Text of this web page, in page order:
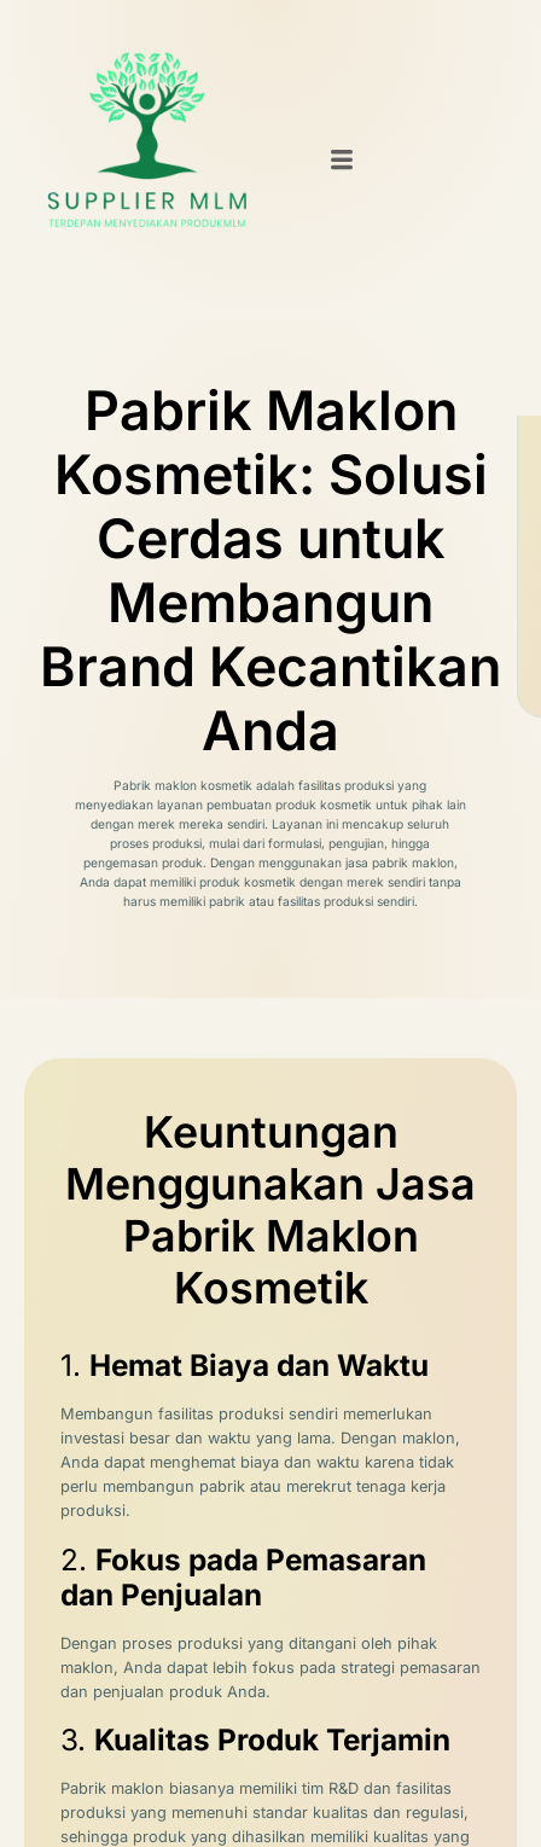
Pabrik Maklon
Kosmetik: Solusi
Cerdas untuk
Membangun
Brand Kecantikan
Anda
Pabrik maklon kosmetik adalah fasilitas produksi yang
menyediakan layanan pembuatan produk kosmetik untuk pihak lain
dengan merek mereka sendiri. Layanan ini mencakup seluruh
proses produksi, mulai dari formulasi, pengujian, hingga
pengemasan produk. Dengan menggunakan jasa pabrik maklon,
Anda dapat memiliki produk kosmetik dengan merek sendiri tanpa
harus memiliki pabrik atau fasilitas produksi sendiri.
Keuntungan
Menggunakan Jasa
Pabrik Maklon
Kosmetik
1. Hemat Biaya dan Waktu
Membangun fasilitas produksi sendiri memerlukan
investasi besar dan waktu yang lama. Dengan maklon,
Anda dapat menghemat biaya dan waktu karena tidak
perlu membangun pabrik atau merekrut tenaga kerja
produksi.
2. Fokus pada Pemasaran
dan Penjualan
Dengan proses produksi yang ditangani oleh pihak
maklon, Anda dapat lebih fokus pada strategi pemasaran
dan penjualan produk Anda.
3. Kualitas Produk Terjamin
Pabrik maklon biasanya memiliki tim R&D dan fasilitas
produksi yang memenuhi standar kualitas dan regulasi,
sehingga produk yang dihasilkan memiliki kualitas yang